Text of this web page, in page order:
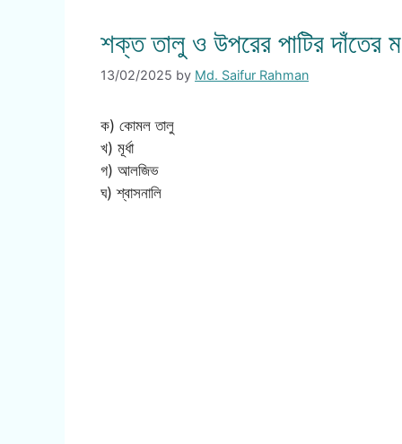
শক্ত তালু ও উপরের পাটির দাঁতের
13/02/2025 by Md. Saifur Rahman
ক) কোমল তালু
খ) মূর্ধা
গ) আলজিভ
ঘ) শ্বাসনালি